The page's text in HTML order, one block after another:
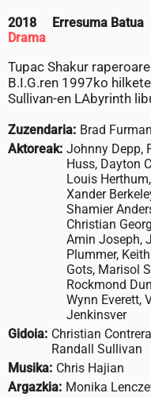
2018 Erresuma Batua
Drama
Tupac Shakur
B.I.G.ren 1997ko
Sullivan-en LAbyrinth
Zuzendaria: Brad Furman
Aktoreak: Johnny Depp,
Huss, Dayton
Louis
Xander
Shamier
Christian
Amin Joseph,
Plummer,
Gots, Marisol
Rockmond
Wynn Everett,
Jenkinsver
Gidoia: Christian
Randall Sullivan
Musika: Chris Hajian
Argazkia: Monika